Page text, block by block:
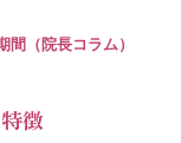
（院長コラム）
徴